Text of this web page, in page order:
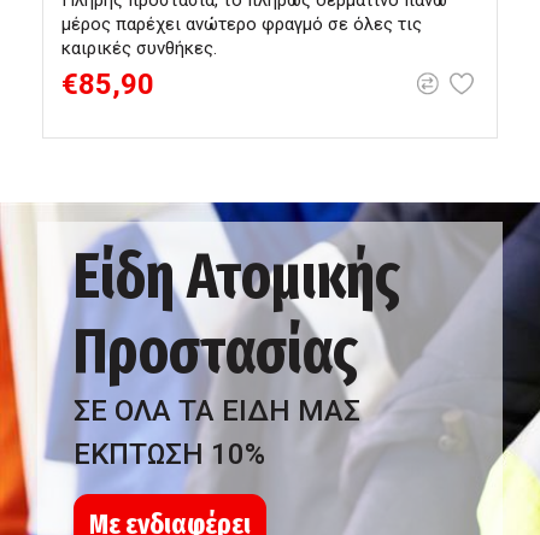
μέρος παρέχει ανώτερο φραγμό σε όλες τις
καιρικές συνθήκες.
€85,90
Είδη Ατομικής
Προστασίας
ΣΕ ΟΛΑ ΤΑ ΕΙΔΗ ΜΑΣ
ΕΚΠΤΩΣΗ 10%
Με ενδιαφέρει